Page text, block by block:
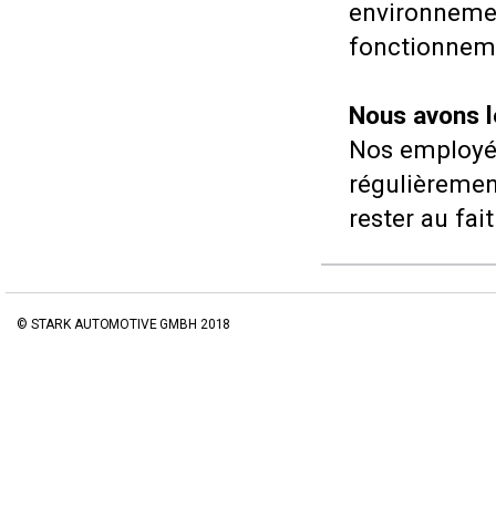
Nous avons
Nos
rester au
© STARK AUTOMOTIVE GMBH 2018